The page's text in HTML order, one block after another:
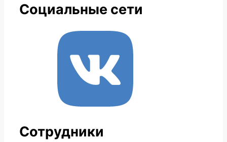
Социальные сети
Сотрудники